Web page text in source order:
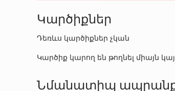
Կարծիքներ
Դեռևս կարծիքներ չկան
Կարծիք կարող են թողնել միայն
Նմանատիպ